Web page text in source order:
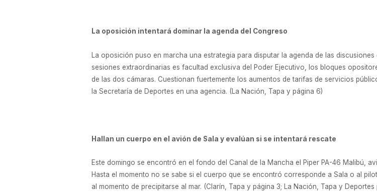
La oposición intentará dominar la agenda del Congreso
La oposición puso en marcha una estrategia para disputar la agenda de las
sesiones extraordinarias es facultad exclusiva del Poder Ejecutivo, los bloques
de las dos cámaras. Cuestionan fuertemente los aumentos de tarifas de servicios
la Secretaría de Deportes en una agencia. (La Nación, Tapa y página 6)
Hallan un cuerpo en el avión de Sala y evalúan si se intentará rescate
Este domingo se encontró en el fondo del Canal de la Mancha el Piper PA-46 Malibú,
Hasta el momento no se sabe si el cuerpo que se encontró corresponde a Sala o al
al momento de precipitarse al mar. (Clarín, Tapa y página 3; La Nación, Tapa y Deportes